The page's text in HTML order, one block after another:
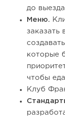
до
Меню.
заказать
которые
чтобы
Клуб